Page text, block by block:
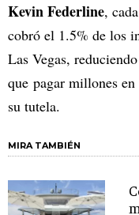
Kevin Federline,
cobró el 1.5% de los
Las Vegas,
que pagar millones
su tutela.
MIRA TAMBIÉN